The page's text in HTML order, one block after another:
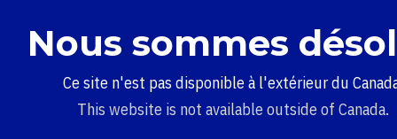
Nous sommes
Ce site n'est pas disponible à l'extérieur du
This website is not available outside of Canada.